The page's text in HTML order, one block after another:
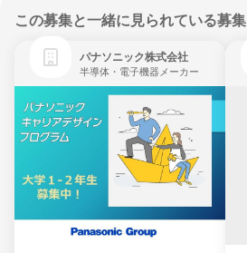
この募集と一緒に見られている募集
パナソニック株式会社
半導体・電子機器メーカー